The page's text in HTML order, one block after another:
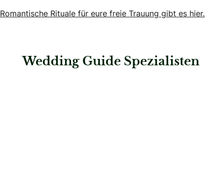
Romantische Rituale für eure freie Trauung gibt es hier.
Wedding Guide Spezialisten